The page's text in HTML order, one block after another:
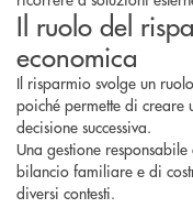
Il ruolo del
economica
Il risparmio svolge un
poiché permette di
decisione successiva.
Una gestione
bilancio familiare e di
diversi contesti.